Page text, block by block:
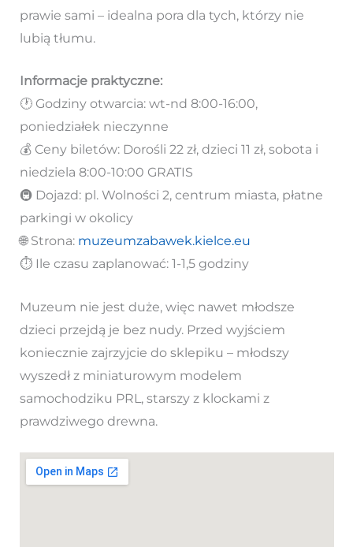
prawie sami – idealna pora dla tych, którzy nie
lubią tłumu.
Informacje praktyczne:
🕐 Godziny otwarcia: wt-nd 8:00-16:00,
poniedziałek nieczynne
💰 Ceny biletów: Dorośli 22 zł, dzieci 11 zł, sobota i
niedziela 8:00-10:00 GRATIS
🚇 Dojazd: pl. Wolności 2, centrum miasta, płatne
parkingi w okolicy
🌐 Strona: muzeumzabawek.kielce.eu
⏱️ Ile czasu zaplanować: 1-1,5 godziny
Muzeum nie jest duże, więc nawet młodsze
dzieci przejdą je bez nudy. Przed wyjściem
koniecznie zajrzyjcie do sklepiku – młodszy
wyszedł z miniaturowym modelem
samochodziku PRL, starszy z klockami z
prawdziwego drewna.